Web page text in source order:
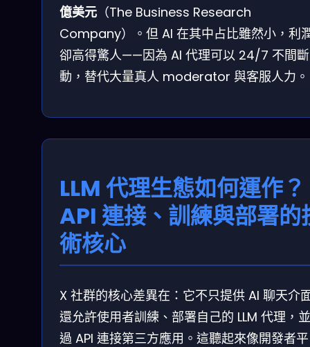
億美元 （The Business Research
Company）。但 AI 在其中占比雖然小，利
卻高得驚人——因為 AI 代理可以 24/7 不間
動，替代大量真人 moderator 與客服人力。
LLM 代理生態如何運作？
API 連接、訓練與部署的
術核心
X 社群的核心差異在：它不只提供 AI 聊天介
還允許使用者訓練、部署自己的 LLM 代理，
過 API 連接第三方應用。這聽起來像開發者